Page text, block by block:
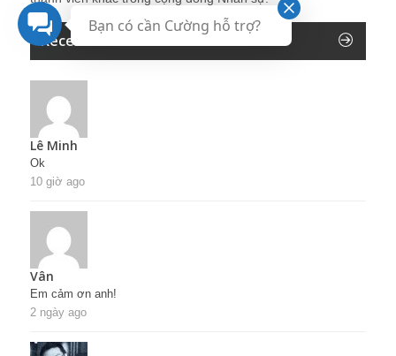
Recent Comments
Lê Minh
Ok
10 giờ ago
Vân
Em cảm ơn anh!
2 ngày ago
Bạn có cần Cường hỗ trợ?